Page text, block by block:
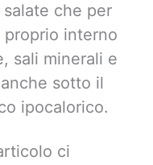
che per
interno
sali minerali e
sotto il
ipocalorico.
ci